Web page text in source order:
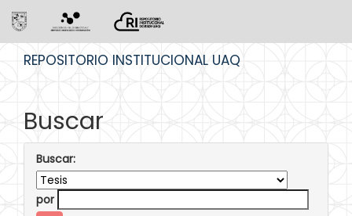
REPOSITORIO INSTITUCIONAL UAQ
Buscar
Buscar:
por